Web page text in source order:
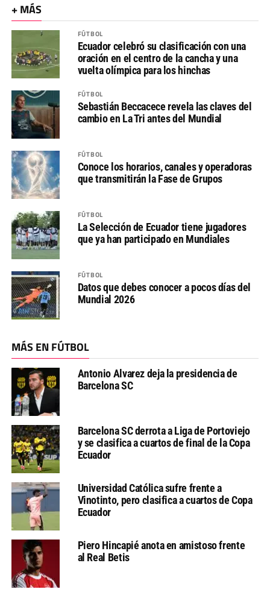
+ MÁS
FÚTBOL
Ecuador celebró su clasificación con una
oración en el centro de la cancha y una
vuelta olímpica para los hinchas
FÚTBOL
Sebastián Beccacece revela las claves del
cambio en La Tri antes del Mundial
FÚTBOL
Conoce los horarios, canales y operadoras
que transmitirán la Fase de Grupos
FÚTBOL
La Selección de Ecuador tiene jugadores
que ya han participado en Mundiales
FÚTBOL
Datos que debes conocer a pocos días del
Mundial 2026
MÁS EN FÚTBOL
Antonio Alvarez deja la presidencia de
Barcelona SC
Barcelona SC derrota a Liga de Portoviejo
y se clasifica a cuartos de final de la Copa
Ecuador
Universidad Católica sufre frente a
Vinotinto, pero clasifica a cuartos de Copa
Ecuador
Piero Hincapié anota en amistoso frente
al Real Betis